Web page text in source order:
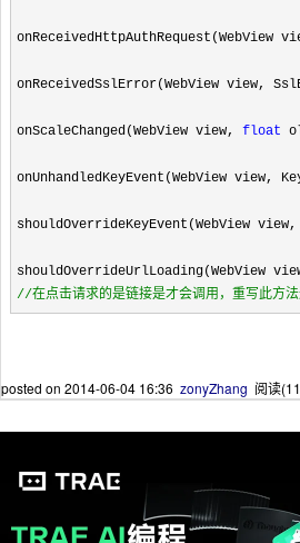
onReceivedSslError(WebView view,
onScaleChanged(WebView view, float
onUnhandledKeyEvent(WebView view,
shouldOverrideKeyEvent(WebView
//在点击请求的是链接是才会调用，重写此方
posted on 2014-06-04 16:36 zonyZhang 阅读(